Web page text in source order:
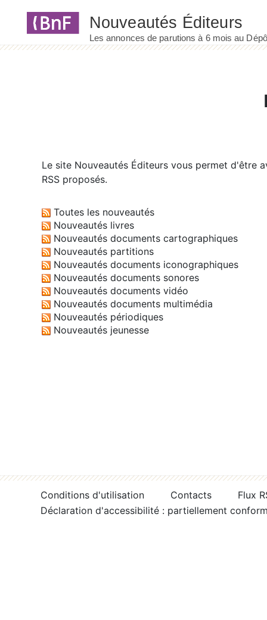
Le site Nouveautés Éditeurs vous permet d'être
RSS proposés.
Toutes les nouveautés
Nouveautés livres
Nouveautés documents cartographiques
Nouveautés partitions
Nouveautés documents iconographiques
Nouveautés documents sonores
Nouveautés documents vidéo
Nouveautés documents multimédia
Nouveautés périodiques
Nouveautés jeunesse
Conditions d'utilisation Contacts
Flux
Déclaration d'accessibilité : partiellement